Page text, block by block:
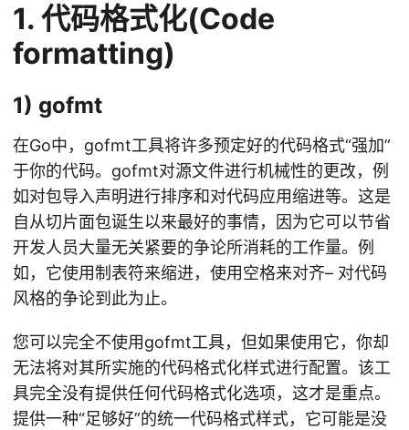
1. 代码格式化(Code
formatting)
1) gofmt
在Go中，gofmt工具将许多预定好的代码格式“强加”
于你的代码。gofmt对源文件进行机械性的更改，例
如对包导入声明进行排序和对代码应用缩进等。这是
自从切片面包诞生以来最好的事情，因为它可以节省
开发人员大量无关紧要的争论所消耗的工作量。例
如，它使用制表符来缩进，使用空格来对齐– 对代码
风格的争论到此为止。
您可以完全不使用gofmt工具，但如果使用它，你却
无法将对其所实施的代码格式化样式进行配置。该工
具完全没有提供任何代码格式化选项，这才是重点。
提供一种“足够好”的统一代码格式样式，它可能是没